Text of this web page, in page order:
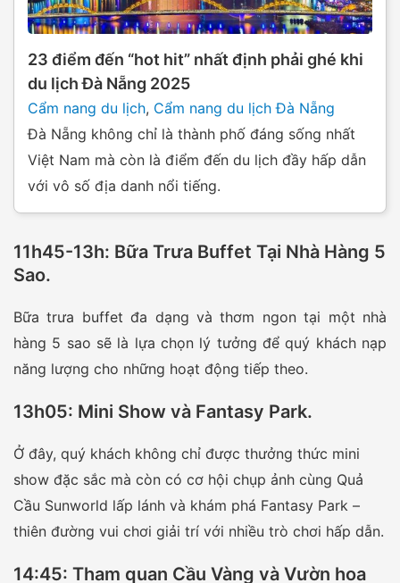
23 điểm đến “hot hit” nhất định phải ghé khi
du lịch Đà Nẵng 2025
Cẩm nang du lịch, Cẩm nang du lịch Đà Nẵng
Đà Nẵng không chỉ là thành phố đáng sống nhất
Việt Nam mà còn là điểm đến du lịch đầy hấp dẫn
với vô số địa danh nổi tiếng.
11h45-13h: Bữa Trưa Buffet Tại Nhà Hàng 5
Sao.
Bữa trưa buffet đa dạng và thơm ngon tại một nhà
hàng 5 sao sẽ là lựa chọn lý tưởng để quý khách nạp
năng lượng cho những hoạt động tiếp theo.
13h05: Mini Show và Fantasy Park.
Ở đây, quý khách không chỉ được thưởng thức mini
show đặc sắc mà còn có cơ hội chụp ảnh cùng Quả
Cầu Sunworld lấp lánh và khám phá Fantasy Park –
thiên đường vui chơi giải trí với nhiều trò chơi hấp dẫn.
14:45: Tham quan Cầu Vàng và Vườn hoa